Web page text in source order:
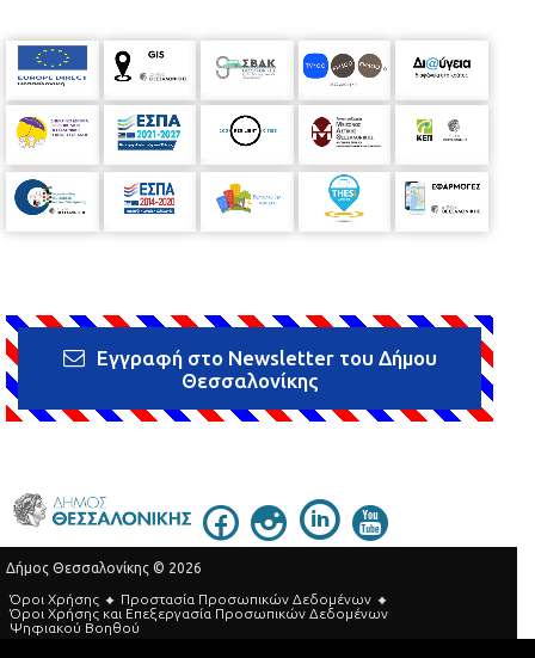
Εγγραφή στο Newsletter του Δήμου
Θεσσαλονίκης
Δήμος Θεσσαλονίκης © 2026
Όροι Χρήσης
Προστασία Προσωπικών Δεδομένων
Όροι Xρήσης και Eπεξεργασία Προσωπικών Δεδομένων
Ψηφιακού Βοηθού